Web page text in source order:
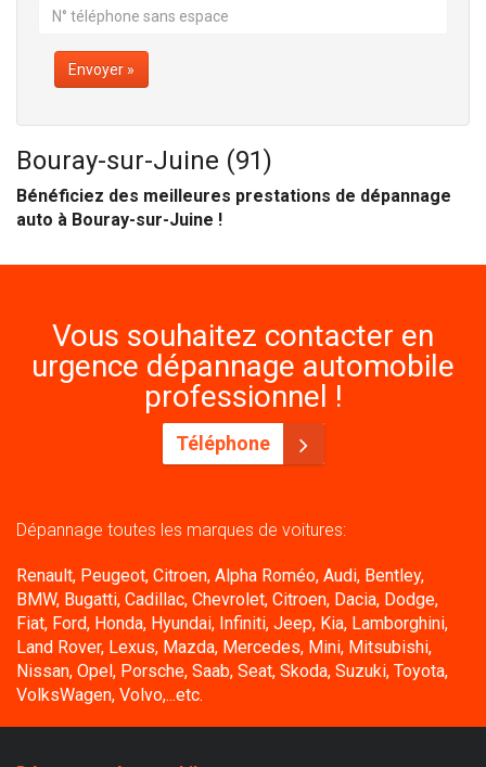
Envoyer »
Bouray-sur-Juine (91)
Bénéficiez des meilleures prestations de dépannage
auto à Bouray-sur-Juine !
Vous souhaitez contacter en
urgence dépannage automobile
professionnel !
Téléphone
Dépannage toutes les marques de voitures:
Renault, Peugeot, Citroen, Alpha Roméo, Audi, Bentley,
BMW, Bugatti, Cadillac, Chevrolet, Citroen, Dacia, Dodge,
Fiat, Ford, Honda, Hyundai, Infiniti, Jeep, Kia, Lamborghini,
Land Rover, Lexus, Mazda, Mercedes, Mini, Mitsubishi,
Nissan, Opel, Porsche, Saab, Seat, Skoda, Suzuki, Toyota,
VolksWagen, Volvo,...etc.